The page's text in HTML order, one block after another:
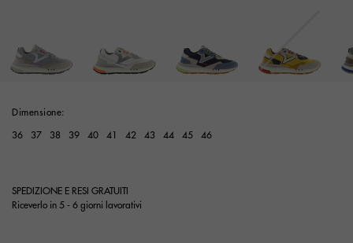
Dimensione:
36 37 38 39 40 41 42 43 44 45 46
SPEDIZIONE E RESI GRATUITI
Riceverlo in 5 - 6 giorni lavorativi